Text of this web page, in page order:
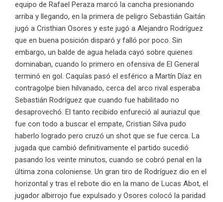
equipo de Rafael Peraza marcó la cancha presionando
arriba y llegando, en la primera de peligro Sebastián Gaitán
jugó a Cristhian Osores y este jugó a Alejandro Rodríguez
que en buena posición disparó y falló por poco. Sin
embargo, un balde de agua helada cayó sobre quienes
dominaban, cuando lo primero en ofensiva de El General
terminó en gol. Caquías pasó el esférico a Martín Díaz en
contragolpe bien hilvanado, cerca del arco rival esperaba
Sebastián Rodríguez que cuando fue habilitado no
desaprovechó. El tanto recibido enfureció al auriazul que
fue con todo a buscar el empate, Cristian Silva pudo
haberlo logrado pero cruzó un shot que se fue cerca. La
jugada que cambió definitivamente el partido sucedió
pasando los veinte minutos, cuando se cobró penal en la
última zona coloniense. Un gran tiro de Rodríguez dio en el
horizontal y tras el rebote dio en la mano de Lucas Abot, el
jugador albirrojo fue expulsado y Osores colocó la paridad